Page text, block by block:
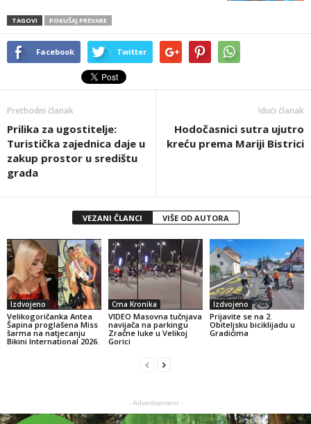
TAGOVI POKUŠAJ PREVARE
Facebook Twitter
Prethodni članak
Prilika za ugostitelje:
Turistička zajednica daje u
zakup prostor u središtu
grada
Idući članak
Hodočasnici sutra ujutro
kreću prema Mariji Bistrici
VEZANI ČLANCI VIŠE OD AUTORA
Izdvojeno
Velikogoričanka Antea
Šapina proglašena Miss
šarma na natjecanju
Bikini International 2026.
Crna Kronika
VIDEO Masovna tučnjava
navijača na parkingu
Zračne luke u Velikoj
Gorici
Izdvojeno
Prijavite se na 2.
Obiteljsku biciklijadu u
Gradićima
- Advertisement -